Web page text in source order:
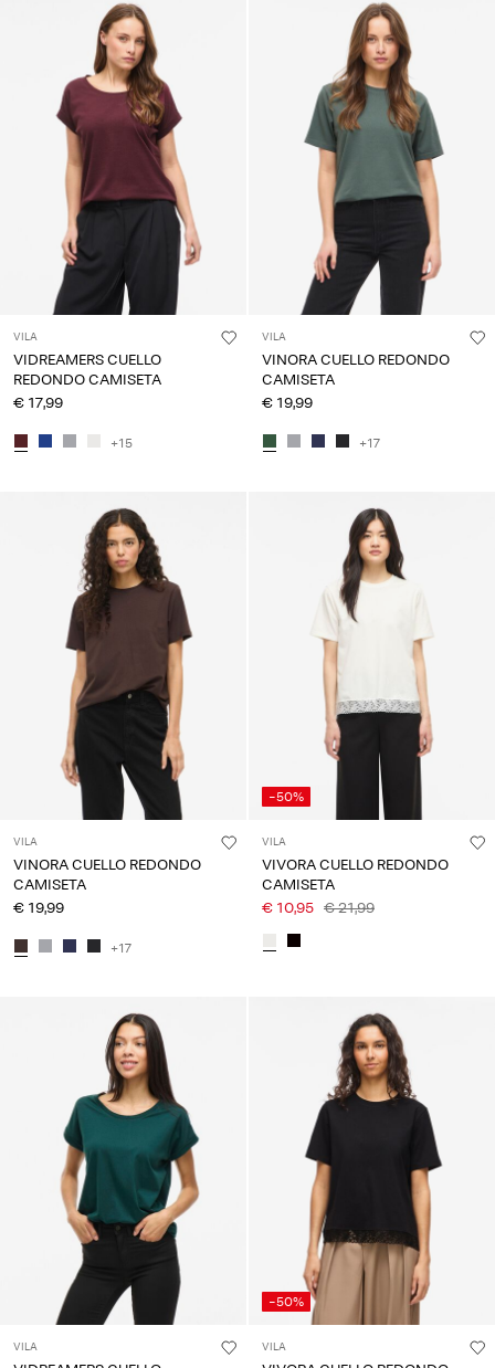
VILA
VIDREAMERS CUELLO
REDONDO CAMISETA
€ 17,99
+15
VILA
VINORA CUELLO REDONDO
CAMISETA
€ 19,99
+17
VILA
VINORA CUELLO REDONDO
CAMISETA
€ 19,99
+17
-50%
VILA
VIVORA CUELLO REDONDO
CAMISETA
€ 10,95 € 21,99
VILA
-50%
VILA